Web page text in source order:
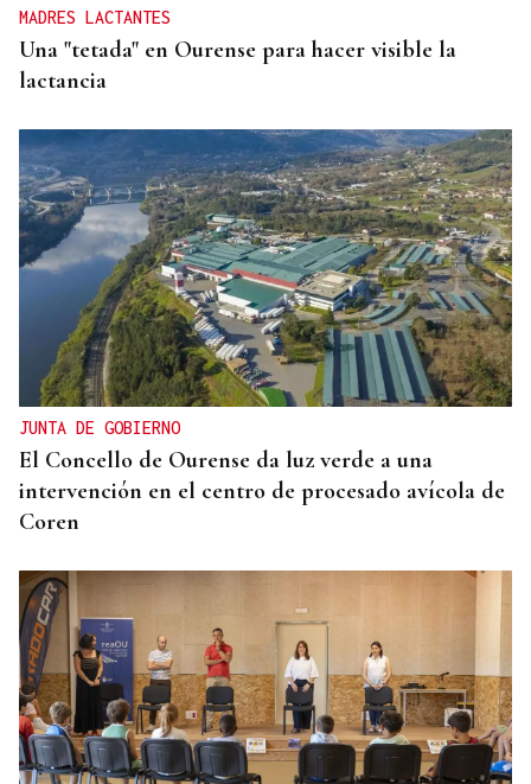
MADRES LACTANTES
Una "tetada" en Ourense para hacer visible la
lactancia
JUNTA DE GOBIERNO
El Concello de Ourense da luz verde a una
intervención en el centro de procesado avícola de
Coren